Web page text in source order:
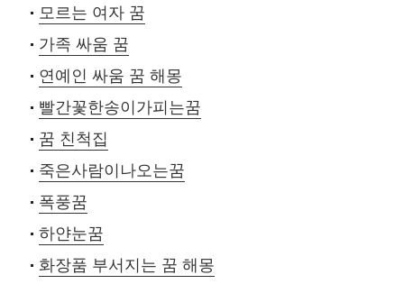
모르는 여자 꿈
가족 싸움 꿈
연예인 싸움 꿈 해몽
빨간꽃한송이가피는꿈
꿈 친척집
죽은사람이나오는꿈
폭풍꿈
하얀눈꿈
화장품 부서지는 꿈 해몽